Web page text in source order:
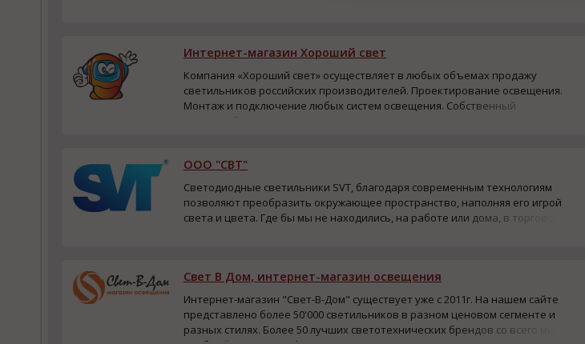
Интернет-магазин Хороший свет
Компания «Хороший свет» осуществляет в любых объемах продажу
светильников российских производителей. Проектирование освещения.
Монтаж и подключение любых систем освещения. Собственный
сервисный центр.
ООО "СВТ"
Светодиодные светильники SVT, благодаря современным технологиям
позволяют преобразить окружающее пространство, наполняя его игрой
света и цвета. Где бы мы не находились, на работе или дома, в торговом
Свет В Дом, интернет-магазин освещения
Интернет-магазин "Свет-В-Дом" существует уже с 2011г. На нашем сайте
представлено более 50'000 светильников в разном ценовом сегменте и
разных стилях. Более 50 лучших светотехнических брендов со всего мира